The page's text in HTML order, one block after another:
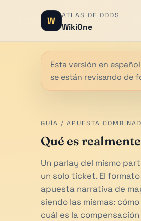
W ATLAS OF ODDS
WikiOne
Esta versión en
se están revisando de
GUÍA / APUESTA
Qué es
Un parlay del mismo
un solo ticket. El
apuesta narrativa de
siendo las mismas:
cuál es la